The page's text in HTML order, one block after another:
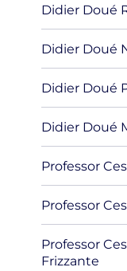
Didier Doué
Didier Doué
Didier Doué
Didier Doué
Professor
Professor
Professor
Frizzante